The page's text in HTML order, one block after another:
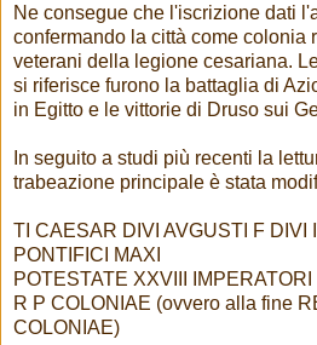
Ne consegue che l'iscrizione dati
confermando la città come colonia
veterani della legione cesariana.
si riferisce furono la battaglia di
in Egitto e le vittorie di Druso sui
In seguito a studi più recenti la
trabeazione principale è stata
TI CAESAR DIVI AVGUSTI F DIVI
PONTIFICI MAXI
POTESTATE XXVIII
R P COLONIAE (ovvero alla fine
COLONIAE)